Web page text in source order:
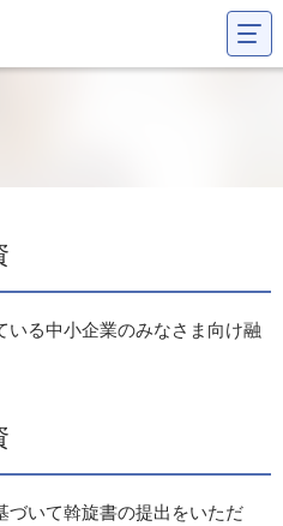
る中小企業のみなさま向け融
づいて斡旋書の提出をいただ